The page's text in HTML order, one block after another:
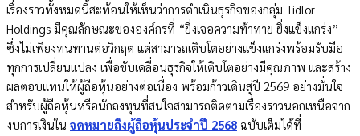
เรื่องราวทั้งหมดนี้สะท้อนให้เห็นว่าการดำเนินธุรกิจของกลุ่ม Tidlor
Holdings มีคุณลักษณะขององค์กรที่ “ยิ่งเจอความท้าทาย ยิ่งแข็งแกร่ง”
ซึ่งไม่เพียงทนทานต่อวิกฤต แต่สามารถเติบโตอย่างแข็งแกร่งพร้อมรับมือ
ทุกการเปลี่ยนแปลง เพื่อขับเคลื่อนธุรกิจให้เติบโตอย่างมีคุณภาพ และสร้าง
ผลตอบแทนให้ผู้ถือหุ้นอย่างต่อเนื่อง พร้อมก้าวเดินสู่ปี 2569 อย่างมั่นใจ
สำหรับผู้ถือหุ้นหรือนักลงทุนที่สนใจสามารถติดตามเรื่องราวนอกเหนือจาก
งบการเงินใน จดหมายถึงผู้ถือหุ้นประจำปี 2568 ฉบับเต็มได้ที่